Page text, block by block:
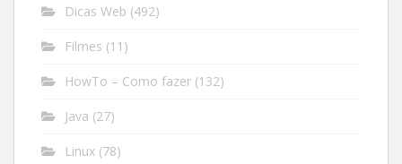
Dicas Web (492)
Filmes (11)
HowTo – Como fazer (132)
Java (27)
Linux (78)